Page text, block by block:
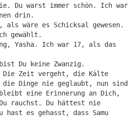
Du warst immer schön. Ich war
drin.
als wäre es Schicksal gewesen.
gewählt.
Yasha. Ich war 17, als das
Du keine Zwanzig.
Die Zeit vergeht, die Kälte
die Dinge nie geglaubt, nun sind
eine Erinnerung an Dich,
rauchst. Du hättest nie
hast es gehasst, dass Samu